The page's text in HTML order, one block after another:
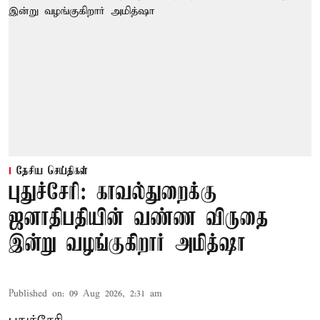
தேசிய செய்திகள்
புதுச்சேரி: காவல்துறைக்கு
ஜனாதிபதியின் வண்ண விருதை
இன்று வழங்குகிறார் அமித்ஷா
Published on: 09 Aug 2026, 2:31 am